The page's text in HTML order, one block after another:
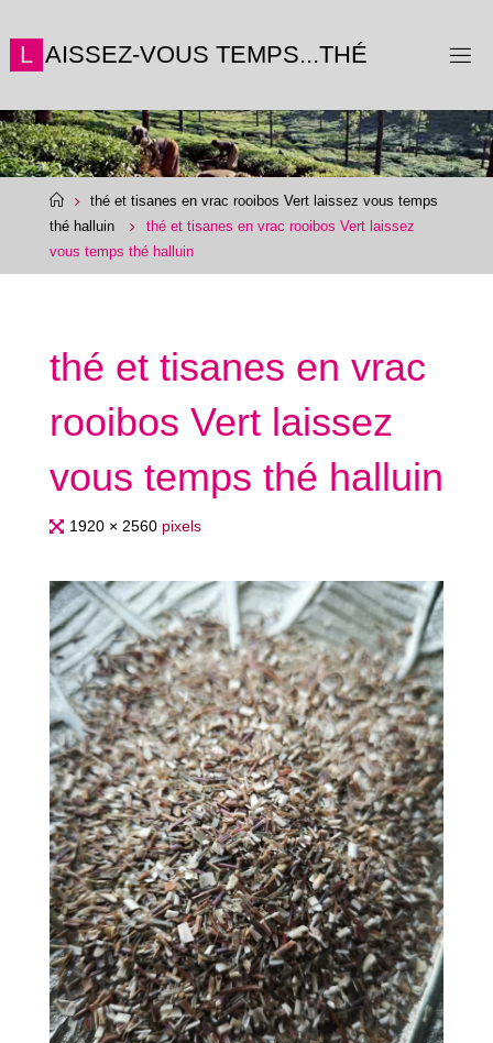
to
content
L AISSEZ-VOUS TEMPS...THÉ
Homethé et tisanes en vrac rooibos Vert laissez vous temps
thé halluin
thé et tisanes en vrac rooibos Vert laissez
vous temps thé halluin
thé et tisanes en vrac
rooibos Vert laissez
vous temps thé halluin
Full1920 × 2560 pixels